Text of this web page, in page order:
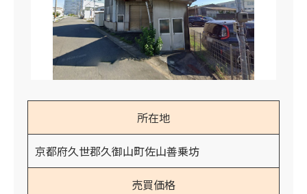
所在地
京都府久世郡久御山町佐山善乗坊
売買価格